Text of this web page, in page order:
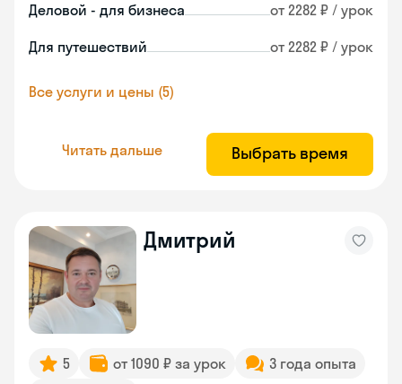
Деловой - для бизнеса от 2282 ₽ / урок
Для путешествий от 2282 ₽ / урок
Все услуги и цены (5)
Читать дальше Выбрать время
Дмитрий
5 от 1090 ₽ за урок
3 года опыта